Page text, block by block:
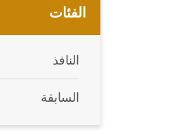
الفئات
النافذ
السابقة